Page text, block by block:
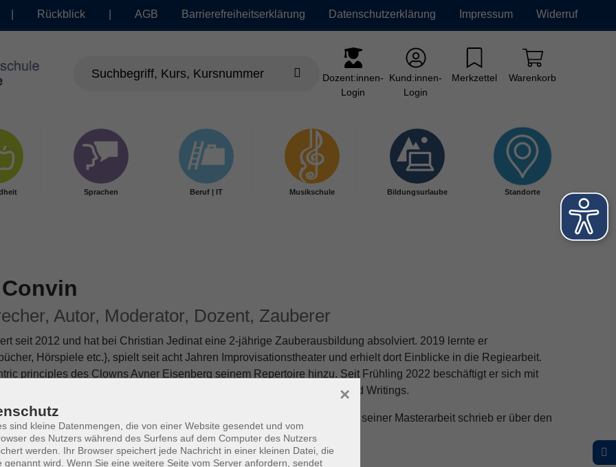
Rückblick AGB Barrierefreiheitserklärung Datenschutzerklärung Impressum Widerruf
Dozent:innen-
Login
Kund:innen-
Login
Merkzettel Warenkorb
Sprachen Beruf | IT Musikschule Bildungsurlaube Standorte
Autor, Moderator, Dozent, Zauberer
seit 2012 und hat bei Christian Jedinat eine 2-jährige Zauberausbildung absolviert. 2019 lernte er
Hörspiele etc.}, spielt seit acht Jahren Improvisationstheater und erhielt dort Einblicke in die Regiearbeit.
principles des Clowns Avner Eisenberg seinem Repertoire hinzu. Seit Frühling 2022 beschäftigt er sich mit
Schreibens unter Anleitung von Jack Grapes, dem Entwickler des Method Writings.
Fachbereich Geschichte und forscht zur Geschichte der Zauberkunst. In seiner Masterarbeit schrieb er über den
mit Zaubertrickanleitungen im 18. Jahrhundert.
sind kleine Datenmengen, die von einer Website gesendet und vom
des Nutzers während des Surfens auf dem Computer des Nutzers
werden. Ihr Browser speichert jede Nachricht in einer kleinen Datei, die
genannt wird. Wenn Sie eine weitere Seite vom Server anfordern, sendet
×